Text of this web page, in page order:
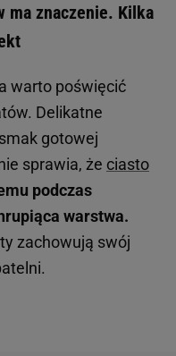
ma znaczenie. Kilka
warto poświęcić
Delikatne
gotowej
sprawia, że ciasto
podczas
warstwa.
zachowują swój